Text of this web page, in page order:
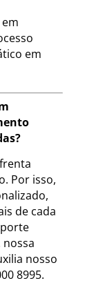
em
Por isso,
de cada
nosso
8995.